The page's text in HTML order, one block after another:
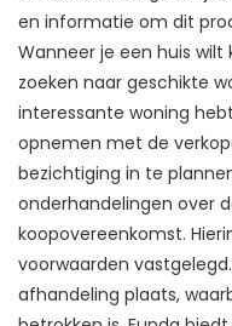
en informatie om dit
Wanneer je een huis
zoeken naar geschikte
interessante woning
opnemen met de
bezichtiging in te
onderhandelingen over
koopovereenkomst.
voorwaarden
afhandeling plaats,